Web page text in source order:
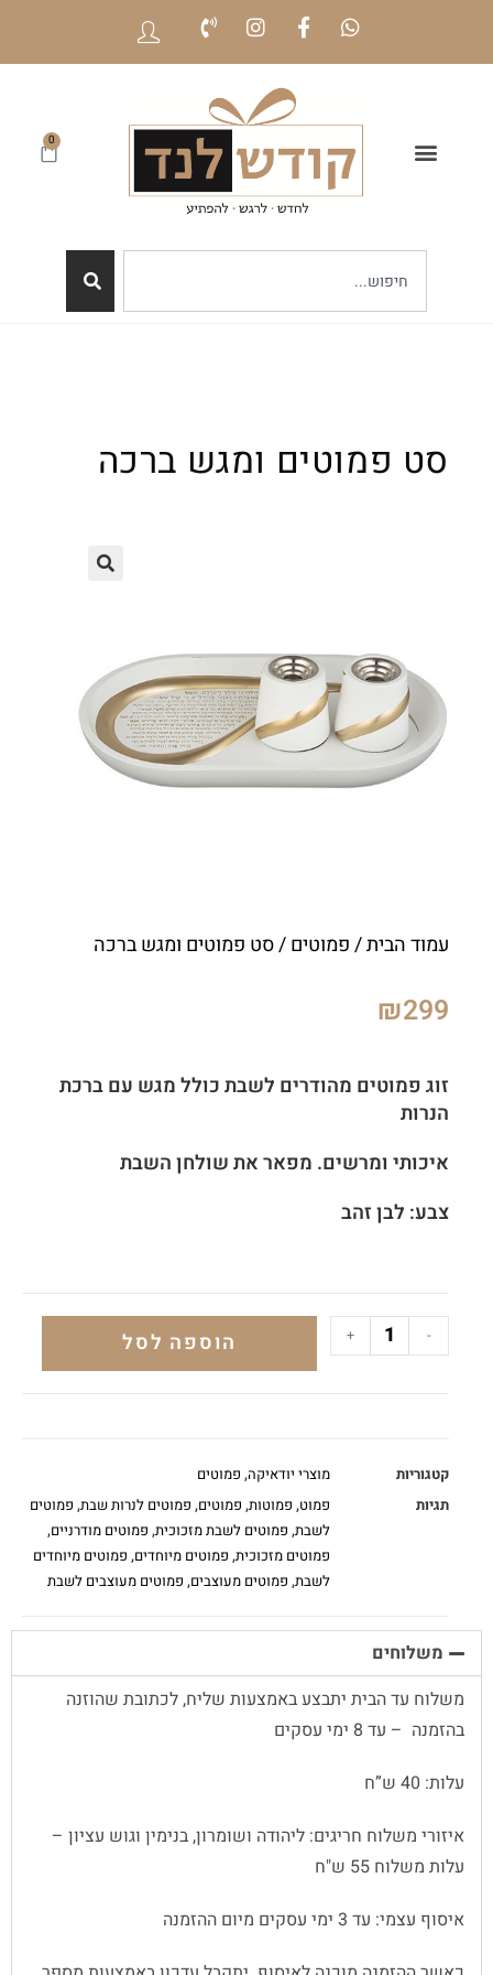
0
סט פמוטים ומגש ברכה
עמוד הבית/פמוטים/ סט פמוטים ומגש ברכה
₪299
זוג פמוטים מהודרים לשבת כולל מגש עם ברכת
הנרות
איכותי ומרשים. מפאר את שולחן השבת
צבע: לבן זהב
-
+ הוספה לסל
קטגוריות מוצרי יודאיקה, פמוטים
תגיות
פמוט, פמוטות, פמוטים, פמוטים לנרות שבת, פמוטים
לשבת, פמוטים לשבת מזכוכית, פמוטים מודרניים,
פמוטים מזכוכית, פמוטים מיוחדים, פמוטים מיוחדים
לשבת, פמוטים מעוצבים, פמוטים מעוצבים לשבת
משלוחים
משלוח עד הבית יתבצע באמצעות שליח, לכתובת שהוזנה
בהזמנה – עד 8 ימי עסקים
עלות: 40 ש”ח
איזורי משלוח חריגים: ליהודה ושומרון, בנימין וגוש עציון –
עלות משלוח 55 ש"ח
איסוף עצמי: עד 3 ימי עסקים מיום ההזמנה